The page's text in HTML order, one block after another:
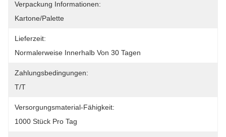
Verpackung Informationen:
Kartone/Palette
Lieferzeit:
Normalerweise Innerhalb Von 30 Tagen
Zahlungsbedingungen:
T/T
Versorgungsmaterial-Fähigkeit:
1000 Stück Pro Tag